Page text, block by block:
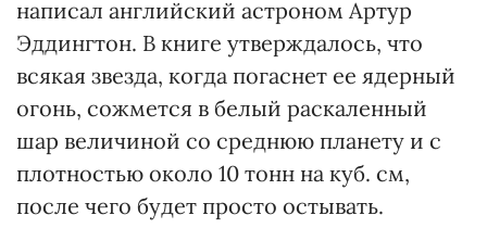
написал английский астроном Артур
Эддингтон. В книге утверждалось, что
всякая звезда, когда погаснет ее ядерный
огонь, сожмется в белый раскаленный
шар величиной со среднюю планету и с
плотностью около 10 тонн на куб. см,
после чего будет просто остывать.